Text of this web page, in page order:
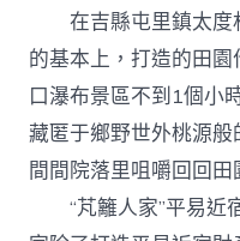
在吉縣屯里鎮太度
的基本上，打造的田
口瀑布景區不到1個小
藏匿于鄉野世外桃源
間間院落里咀嚼回回田
“芃籬人家”平易近